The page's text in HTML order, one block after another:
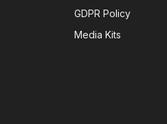
GDPR Policy
Media Kits